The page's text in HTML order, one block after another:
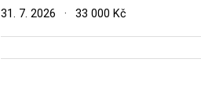
31. 7. 2026
· 33 000 Kč